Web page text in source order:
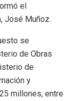
el
José Muñoz.
se
de Obras
de
y
millones, entre